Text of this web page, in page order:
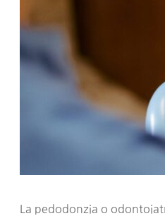
La pedodonzia o